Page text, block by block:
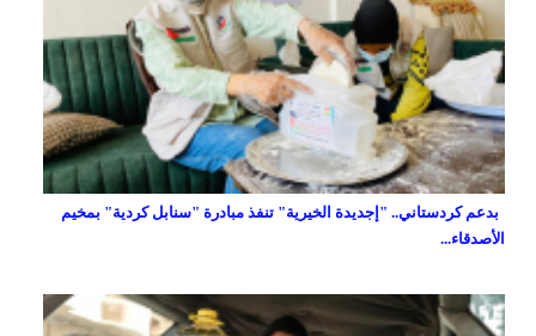
بدعم كردستاني.. "إجديدة الخيرية" تنفذ مبادرة "سنابل كردية" بمخيم
الأصدقاء...